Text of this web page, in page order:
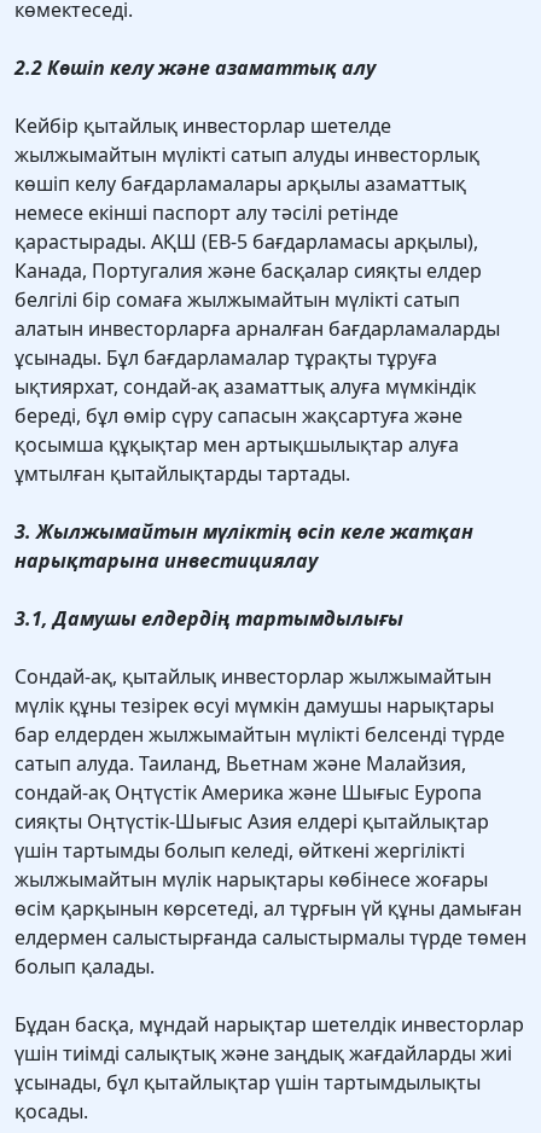
көмектеседі.
2.2 Көшіп келу және азаматтық алу
Кейбір қытайлық инвесторлар шетелде
жылжымайтын мүлікті сатып алуды инвесторлық
көшіп келу бағдарламалары арқылы азаматтық
немесе екінші паспорт алу тәсілі ретінде
қарастырады. АҚШ (EB-5 бағдарламасы арқылы),
Канада, Португалия және басқалар сияқты елдер
белгілі бір сомаға жылжымайтын мүлікті сатып
алатын инвесторларға арналған бағдарламаларды
ұсынады. Бұл бағдарламалар тұрақты тұруға
ықтиярхат, сондай-ақ азаматтық алуға мүмкіндік
береді, бұл өмір сүру сапасын жақсартуға және
қосымша құқықтар мен артықшылықтар алуға
ұмтылған қытайлықтарды тартады.
3. Жылжымайтын мүліктің өсіп келе жатқан
нарықтарына инвестициялау
3.1, Дамушы елдердің тартымдылығы
Сондай-ақ, қытайлық инвесторлар жылжымайтын
мүлік құны тезірек өсуі мүмкін дамушы нарықтары
бар елдерден жылжымайтын мүлікті белсенді түрде
сатып алуда. Таиланд, Вьетнам және Малайзия,
сондай-ақ Оңтүстік Америка және Шығыс Еуропа
сияқты Оңтүстік-Шығыс Азия елдері қытайлықтар
үшін тартымды болып келеді, өйткені жергілікті
жылжымайтын мүлік нарықтары көбінесе жоғары
өсім қарқынын көрсетеді, ал тұрғын үй құны дамыған
елдермен салыстырғанда салыстырмалы түрде төмен
болып қалады.
Бұдан басқа, мұндай нарықтар шетелдік инвесторлар
үшін тиімді салықтық және заңдық жағдайларды жиі
ұсынады, бұл қытайлықтар үшін тартымдылықты
қосады.